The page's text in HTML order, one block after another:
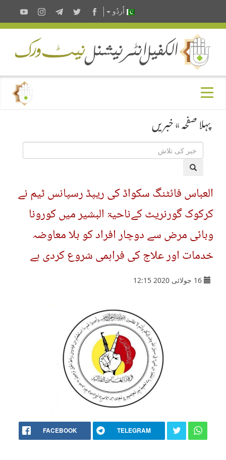
اُردُو
پہلا صفحہ»خبریں
العباس فائٹنگ سکواڈ کی ریپڈ رسپانس ٹیم نے
کرکوک گورنریٹ کےناحیۃ البشیر میں کورونا
وبائی مرض سے دوچار افراد کو بلا معاوضہ
خدمات اور علاج کی فراہمی شروع کردی ہے
16 جولائی 2020 12:15
FACEBOOK TELEGRAM